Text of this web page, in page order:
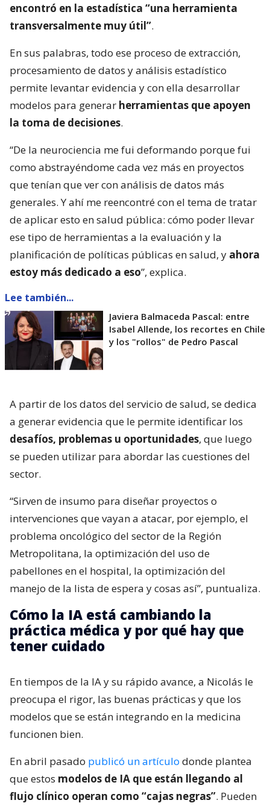
encontró en la estadística “una herramienta
transversalmente muy útil”.
En sus palabras, todo ese proceso de extracción,
procesamiento de datos y análisis estadístico
permite levantar evidencia y con ella desarrollar
modelos para generar herramientas que apoyen
la toma de decisiones.
“De la neurociencia me fui deformando porque fui
como abstrayéndome cada vez más en proyectos
que tenían que ver con análisis de datos más
generales. Y ahí me reencontré con el tema de tratar
de aplicar esto en salud pública: cómo poder llevar
ese tipo de herramientas a la evaluación y la
planificación de políticas públicas en salud, y ahora
estoy más dedicado a eso”, explica.
Lee también...
Javiera Balmaceda Pascal: entre
Isabel Allende, los recortes en Chile
y los "rollos" de Pedro Pascal
A partir de los datos del servicio de salud, se dedica
a generar evidencia que le permite identificar los
desafíos, problemas u oportunidades, que luego
se pueden utilizar para abordar las cuestiones del
sector.
“Sirven de insumo para diseñar proyectos o
intervenciones que vayan a atacar, por ejemplo, el
problema oncológico del sector de la Región
Metropolitana, la optimización del uso de
pabellones en el hospital, la optimización del
manejo de la lista de espera y cosas así”, puntualiza.
Cómo la IA está cambiando la
práctica médica y por qué hay que
tener cuidado
En tiempos de la IA y su rápido avance, a Nicolás le
preocupa el rigor, las buenas prácticas y que los
modelos que se están integrando en la medicina
funcionen bien.
En abril pasado publicó un artículo donde plantea
que estos modelos de IA que están llegando al
flujo clínico operan como “cajas negras”. Pueden